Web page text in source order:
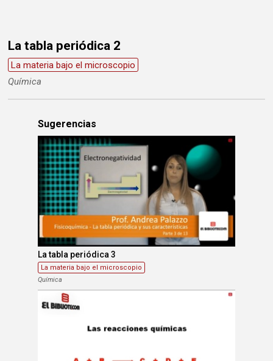
La tabla periódica 2
La materia bajo el microscopio
Química
Sugerencias
La tabla periódica 3
La materia bajo el microscopio
Química